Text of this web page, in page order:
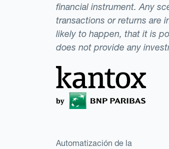
financial instrument. Any
transactions or returns are
likely to happen, that it is
does not provide any
Automatización de la